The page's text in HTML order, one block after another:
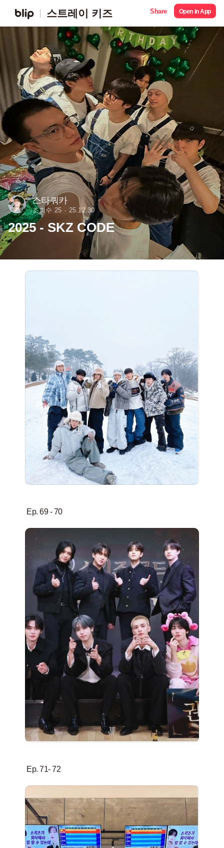
스트레이 키즈 Share Open in App
스타쿼카
조회수 25 25.12.30
2025 - SKZ CODE
Ep. 69 - 70